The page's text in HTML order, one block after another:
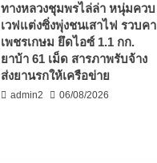
ทางหลวงชุมพรไล่ล่า หนุ่มควบ
เวฟแต่งซิ่งพุ่งชนเสาไฟ รวบคา
เพชรเกษม ยึดไอซ์ 1.1 กก.
ยาบ้า 61 เม็ด สารภาพรับจ้าง
ส่งยานรกให้เครือข่าย
admin2 06/08/2026